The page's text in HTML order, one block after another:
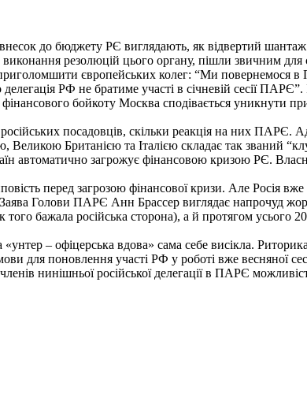
до бюджету РЄ виглядають, як відвертий
виконання резолюцій цього органу, пішли звичним
європейських колег: “Ми повернемося в
делегація РФ не братиме участі в січневій сесії
бойкоту Москва сподівається уникнути
посадовців, скільки реакція на них
Великою Британією та Італією складає так званий
автоматично загрожує фінансовою кризою РЄ.
перед загрозою фінансової кризи. Але Росія вже
Голови ПАРЄ Анн Брассер виглядає напрочуд
того бажала російська сторона), а й протягом
– офіцерська вдова» сама себе висікла.
для поновлення участі РФ у роботі вже весняної
нинішньої російської делегації в ПАРЄ